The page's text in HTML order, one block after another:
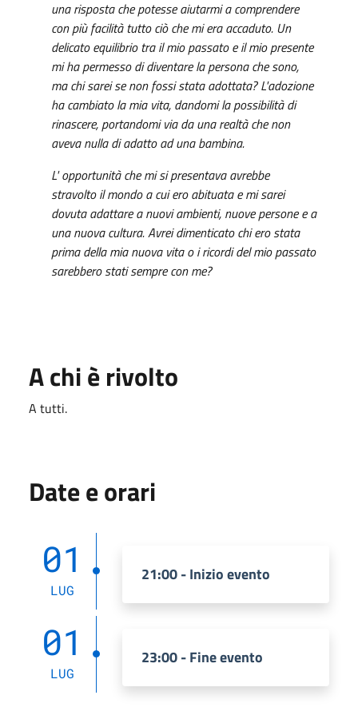
una risposta che potesse aiutarmi a comprendere
con più facilità tutto ciò che mi era accaduto. Un
delicato equilibrio tra il mio passato e il mio presente
mi ha permesso di diventare la persona che sono,
ma chi sarei se non fossi stata adottata? L'adozione
ha cambiato la mia vita, dandomi la possibilità di
rinascere, portandomi via da una realtà che non
aveva nulla di adatto ad una bambina.
L' opportunità che mi si presentava avrebbe
stravolto il mondo a cui ero abituata e mi sarei
dovuta adattare a nuovi ambienti, nuove persone e a
una nuova cultura. Avrei dimenticato chi ero stata
prima della mia nuova vita o i ricordi del mio passato
sarebbero stati sempre con me?
A chi è rivolto
A tutti.
Date e orari
01
LUG
21:00 - Inizio evento
01
LUG
23:00 - Fine evento